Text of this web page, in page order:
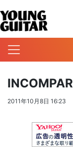
2011年10月8日 16:23